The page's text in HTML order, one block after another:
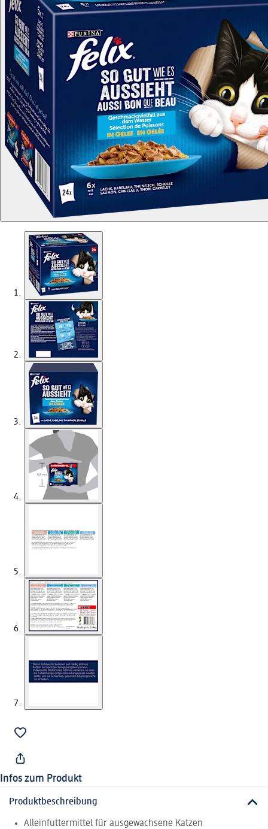
Infos zum Produkt
Produktbeschreibung
Alleinfuttermittel für ausgewachsene Katzen